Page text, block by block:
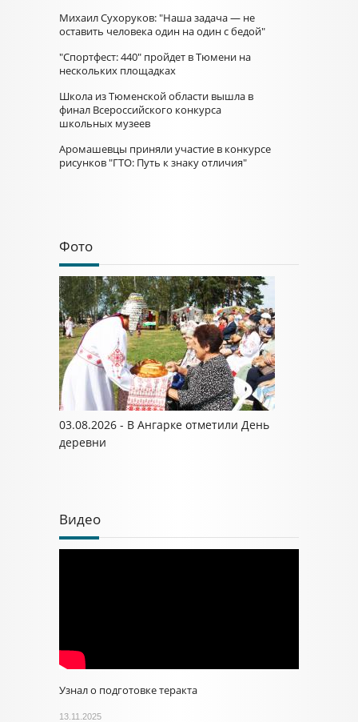
Михаил Сухоруков: "Наша задача — не
оставить человека один на один с бедой"
"Спортфест: 440" пройдет в Тюмени на
нескольких площадках
Школа из Тюменской области вышла в
финал Всероссийского конкурса
школьных музеев
Аромашевцы приняли участие в конкурсе
рисунков "ГТО: Путь к знаку отличия"
Фото
03.08.2026 - В Ангарке отметили День
деревни
Видео
Узнал о подготовке теракта
13.11.2025